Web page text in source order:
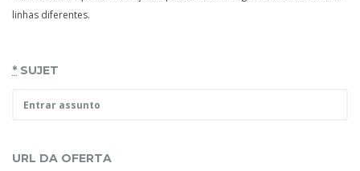
linhas diferentes.
* SUJET
URL DA OFERTA